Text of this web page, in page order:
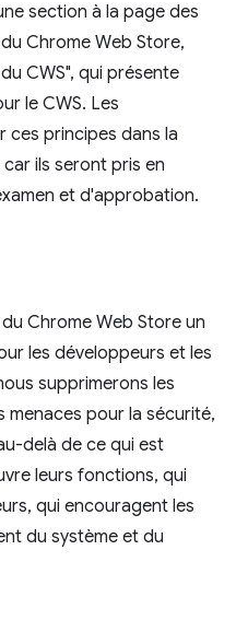
section à la page des
Chrome Web Store,
CWS", qui présente
le CWS. Les
ces principes dans la
ils seront pris en
et d'approbation.
Chrome Web Store un
les développeurs et les
supprimerons les
pour la sécurité,
delà de ce qui est
leurs fonctions, qui
qui encouragent les
du système et du